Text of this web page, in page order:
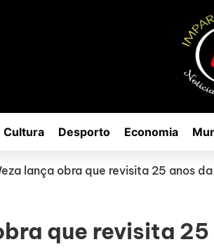
Cultura Desporto Economia
lança obra que revisita 25 anos
que revisita